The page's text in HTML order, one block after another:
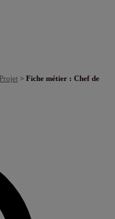
Projet > Fiche métier : Chef de